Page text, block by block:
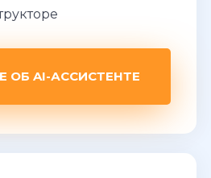
ОБ AI-АССИСТЕНТЕ